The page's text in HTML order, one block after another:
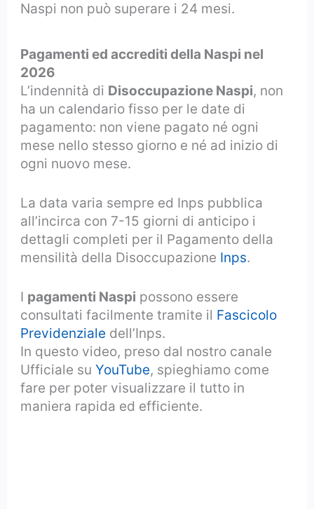
Naspi non può superare i 24 mesi.
Pagamenti ed accrediti della Naspi nel
2026
L’indennità di Disoccupazione Naspi, non
ha un calendario fisso per le date di
pagamento: non viene pagato né ogni
mese nello stesso giorno e né ad inizio di
ogni nuovo mese.
La data varia sempre ed Inps pubblica
all’incirca con 7-15 giorni di anticipo i
dettagli completi per il Pagamento della
mensilità della Disoccupazione Inps.
I pagamenti Naspi possono essere
consultati facilmente tramite il Fascicolo
Previdenziale dell’Inps.
In questo video, preso dal nostro canale
Ufficiale suYouTube, spieghiamo come
fare per poter visualizzare il tutto in
maniera rapida ed efficiente.